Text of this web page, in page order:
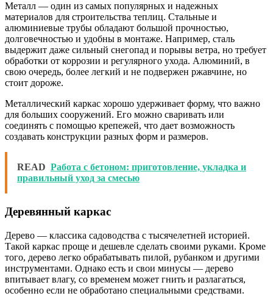
Металл — один из самых популярных и надежных
материалов для строительства теплиц. Стальные и
алюминиевые трубы обладают большой прочностью,
долговечностью и удобны в монтаже. Например, сталь
выдержит даже сильный снегопад и порывы ветра, но требует
обработки от коррозии и регулярного ухода. Алюминий, в
свою очередь, более легкий и не подвержен ржавчине, но
стоит дороже.
Металлический каркас хорошо удерживает форму, что важно
для больших сооружений. Его можно сваривать или
соединять с помощью крепежей, что дает возможность
создавать конструкции разных форм и размеров.
READ Работа с бетоном: приготовление, укладка и
правильный уход за смесью
Деревянный каркас
Дерево — классика садоводства с тысячелетней историей.
Такой каркас проще и дешевле сделать своими руками. Кроме
того, дерево легко обрабатывать пилой, рубанком и другими
инструментами. Однако есть и свои минусы — дерево
впитывает влагу, со временем может гнить и разлагаться,
особенно если не обработано специальными средствами.